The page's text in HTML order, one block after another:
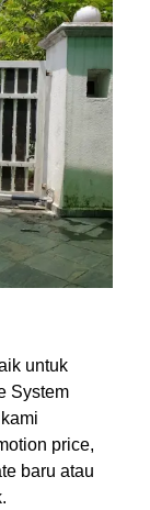
untuk
System
price,
baru atau